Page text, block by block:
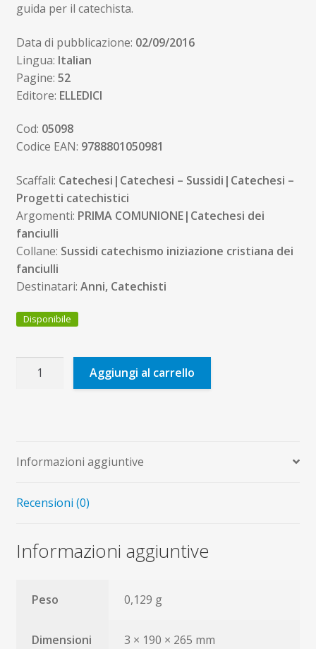
guida per il catechista.
Data di pubblicazione: 02/09/2016
Lingua: Italian
Pagine: 52
Editore: ELLEDICI
Cod: 05098
Codice EAN: 9788801050981
Scaffali: Catechesi|Catechesi – Sussidi|Catechesi –
Progetti catechistici
Argomenti: PRIMA COMUNIONE|Catechesi dei
fanciulli
Collane: Sussidi catechismo iniziazione cristiana dei
fanciulli
Destinatari: Anni, Catechisti
Disponibile
L'invito
Aggiungi al carrello
Informazioni aggiuntive
Recensioni (0)
Informazioni aggiuntive
Peso 0,129 g
Dimensioni 3 × 190 × 265 mm